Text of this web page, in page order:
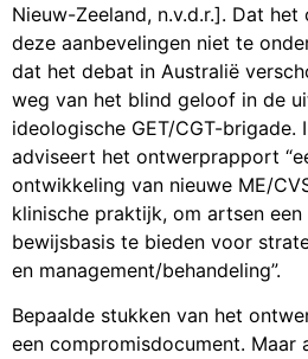
Nieuw-Zeeland, n.v.d.r.]. Dat
deze aanbevelingen niet te
dat het debat in Australië
weg van het blind geloof in de
ideologische GET/CGT-brigade.
adviseert het ontwerprapport
ontwikkeling van nieuwe ME/
klinische praktijk, om artsen
bewijsbasis te bieden voor
en management/behandeling”.
Bepaalde stukken van het
een compromisdocument. Maar